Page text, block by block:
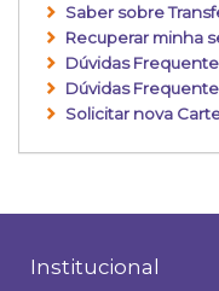
Saber sobre
Recuperar minha
Dúvidas
Dúvidas
Solicitar nova
Institucional